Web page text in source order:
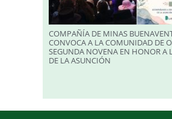
COMPAÑÍA DE MINAS
CONVOCA A LA COMUNIDAD DE
SEGUNDA NOVENA EN HONOR A
DE LA ASUNCIÓN